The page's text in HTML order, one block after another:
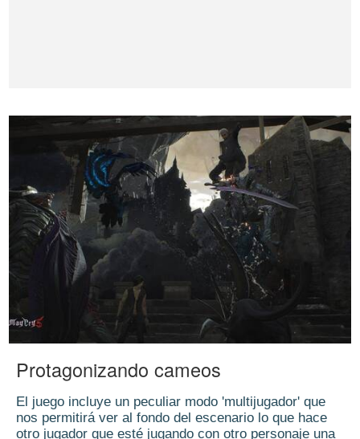
Protagonizando cameos
El juego incluye un peculiar modo 'multijugador' que
nos permitirá ver al fondo del escenario lo que hace
otro jugador que esté jugando con otro personaje una